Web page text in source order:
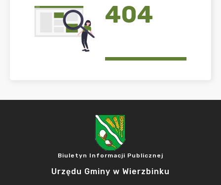
404
Biuletyn Informacji Publicznej
Urzędu Gminy w Wierzbinku